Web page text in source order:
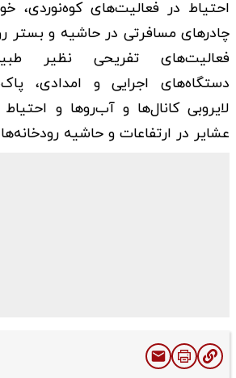
احتیاط در فعالیت‌های کوه‌نوردی،
چادرهای مسافرتی در حاشیه و بستر
فعالیت‌های تفریحی نظیر
دستگاه‌های اجرایی و امدادی،
لایروبی کانال‌ها و آب‌روها و
عشایر در ارتفاعات و حاشیه